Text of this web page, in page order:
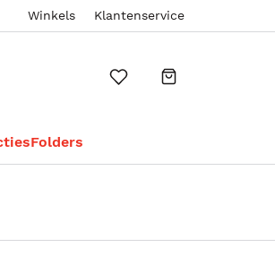
Winkels Klantenservice
Folders